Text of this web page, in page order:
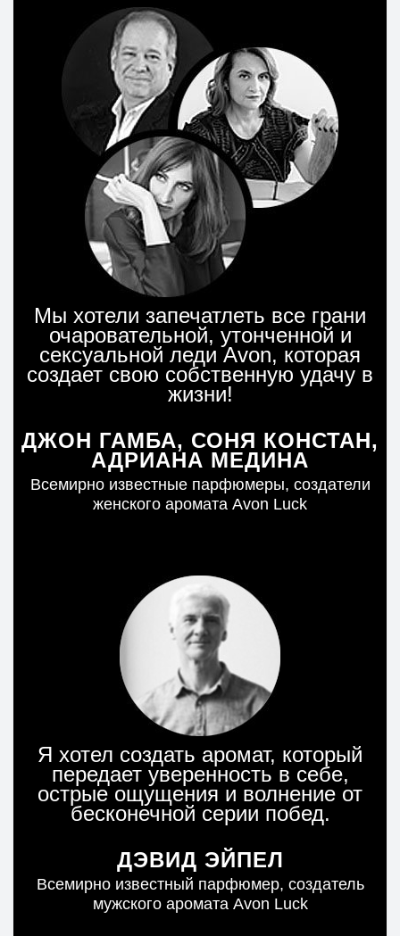
Мы хотели запечатлеть все грани
очаровательной, утонченной и
сексуальной леди Avon, которая
создает свою собственную удачу в
жизни!
ДЖОН ГАМБА, СОНЯ КОНСТАН,
АДРИАНА МЕДИНА
Всемирно известные парфюмеры, создатели
женского аромата Avon Luck
Я хотел создать аромат, который
передает уверенность в себе,
острые ощущения и волнение от
бесконечной серии побед.
ДЭВИД ЭЙПЕЛ
Всемирно известный парфюмер, cоздатель
мужского аромата Avon Luck